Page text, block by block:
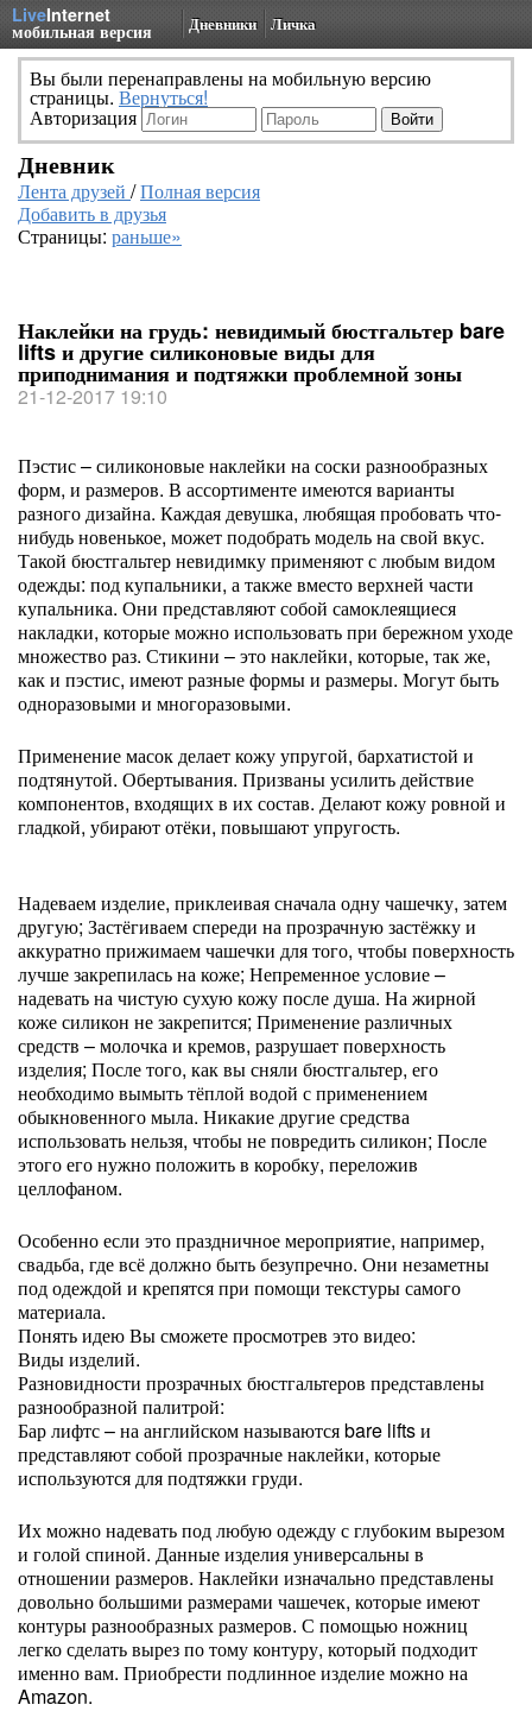
LiveInternet
мобильная версия Дневники Личка
Вы были перенаправлены на мобильную версию
страницы. Вернуться!
Авторизация
Дневник
Лента друзей /Полная версия
Добавить в друзья
Страницы: раньше»
Наклейки на грудь: невидимый бюстгальтер bare
lifts и другие силиконовые виды для
приподнимания и подтяжки проблемной зоны
21-12-2017 19:10
Пэстис – силиконовые наклейки на соски разнообразных
форм, и размеров. В ассортименте имеются варианты
разного дизайна. Каждая девушка, любящая пробовать что-
нибудь новенькое, может подобрать модель на свой вкус.
Такой бюстгальтер невидимку применяют с любым видом
одежды: под купальники, а также вместо верхней части
купальника. Они представляют собой самоклеящиеся
накладки, которые можно использовать при бережном уходе
множество раз. Стикини – это наклейки, которые, так же,
как и пэстис, имеют разные формы и размеры. Могут быть
одноразовыми и многоразовыми.
Применение масок делает кожу упругой, бархатистой и
подтянутой. Обертывания. Призваны усилить действие
компонентов, входящих в их состав. Делают кожу ровной и
гладкой, убирают отёки, повышают упругость.
Надеваем изделие, приклеивая сначала одну чашечку, затем
другую; Застёгиваем спереди на прозрачную застёжку и
аккуратно прижимаем чашечки для того, чтобы поверхность
лучше закрепилась на коже; Непременное условие –
надевать на чистую сухую кожу после душа. На жирной
коже силикон не закрепится; Применение различных
средств – молочка и кремов, разрушает поверхность
изделия; После того, как вы сняли бюстгальтер, его
необходимо вымыть тёплой водой с применением
обыкновенного мыла. Никакие другие средства
использовать нельзя, чтобы не повредить силикон; После
этого его нужно положить в коробку, переложив
целлофаном.
Особенно если это праздничное мероприятие, например,
свадьба, где всё должно быть безупречно. Они незаметны
под одеждой и крепятся при помощи текстуры самого
материала.
Понять идею Вы сможете просмотрев это видео:
Виды изделий.
Разновидности прозрачных бюстгальтеров представлены
разнообразной палитрой:
Бар лифтс – на английском называются bare lifts и
представляют собой прозрачные наклейки, которые
используются для подтяжки груди.
Их можно надевать под любую одежду с глубоким вырезом
и голой спиной. Данные изделия универсальны в
отношении размеров. Наклейки изначально представлены
довольно большими размерами чашечек, которые имеют
контуры разнообразных размеров. С помощью ножниц
легко сделать вырез по тому контуру, который подходит
именно вам. Приобрести подлинное изделие можно на
Amazon.